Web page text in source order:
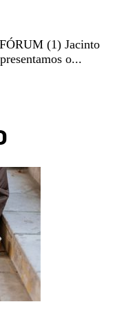
(1) Jacinto
o...